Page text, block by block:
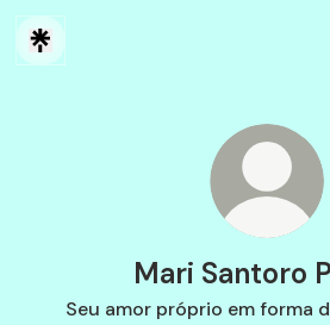
Mari Santoro
Seu amor próprio em forma